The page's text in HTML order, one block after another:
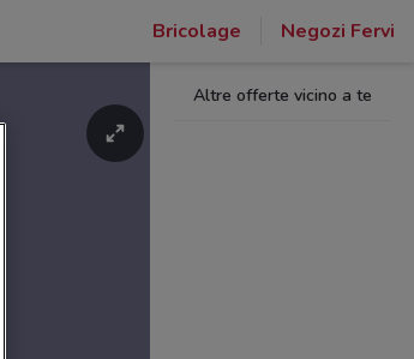
Bricolage Negozi Fervi
Altre offerte vicino a te